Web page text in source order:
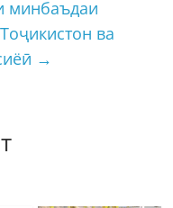
минбаъдаи
ва
→